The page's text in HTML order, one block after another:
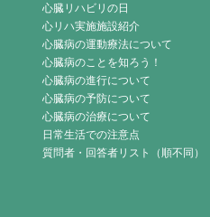
心臓リハビリの日
心リハ実施施設紹介
心臓病の運動療法について
心臓病のことを知ろう！
心臓病の進行について
心臓病の予防について
心臓病の治療について
日常生活での注意点
質問者・回答者リスト（順不同）